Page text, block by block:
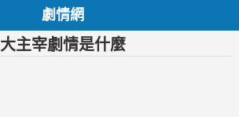
劇情網
大主宰劇情是什麼